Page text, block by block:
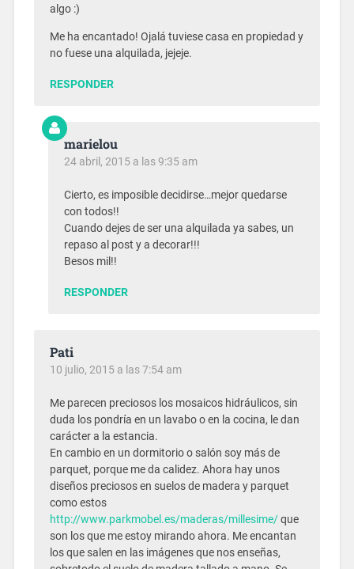
algo :)
Me ha encantado! Ojalá tuviese casa en propiedad y
no fuese una alquilada, jejeje.
RESPONDER
marielou
24 abril, 2015 a las 9:35 am
Cierto, es imposible decidirse…mejor quedarse
con todos!!
Cuando dejes de ser una alquilada ya sabes, un
repaso al post y a decorar!!!
Besos mil!!
RESPONDER
Pati
10 julio, 2015 a las 7:54 am
Me parecen preciosos los mosaicos hidráulicos, sin
duda los pondría en un lavabo o en la cocina, le dan
carácter a la estancia.
En cambio en un dormitorio o salón soy más de
parquet, porque me da calidez. Ahora hay unos
diseños preciosos en suelos de madera y parquet
como estos
http://www.parkmobel.es/maderas/millesime/que
son los que me estoy mirando ahora. Me encantan
los que salen en las imágenes que nos enseñas,